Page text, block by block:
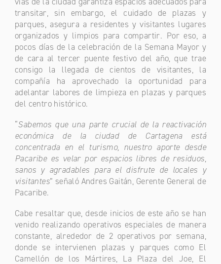
transitar, sin embargo, el cuidado de plazas y
parques, asegura a residentes y visitantes lugares
organizados y limpios para compartir. Por eso, a
pocos días de la celebración de la Semana Mayor y
de cara al tercer puente festivo del año, que trae
consigo la llegada de cientos de visitantes, la
compañía ha aprovechado la oportunidad para
adelantar labores de limpieza en plazas y parques
del centro histórico.
“Sabemos que una parte crucial de la reactivación
económica de la ciudad de Cartagena está
concentrada en el turismo, nuestro aporte desde
Pacaribe es velar por espacios libres de residuos,
sanos y agradables para el disfrute de locales y
visitantes” señaló Andres Gaitán, Gerente General de
Pacaribe.
Cabe resaltar que, desde inicios de este año se han
venido realizando operativos especiales de manera
constante, alrededor de 2 operativos por semana,
donde se intervienen plazas y parques como El
Camellón de los Mártires, La Plaza del Joe, El